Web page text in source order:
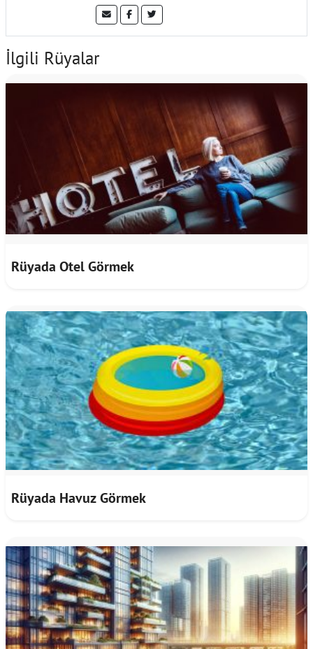
İlgili Rüyalar
Rüyada Otel Görmek
Rüyada Havuz Görmek